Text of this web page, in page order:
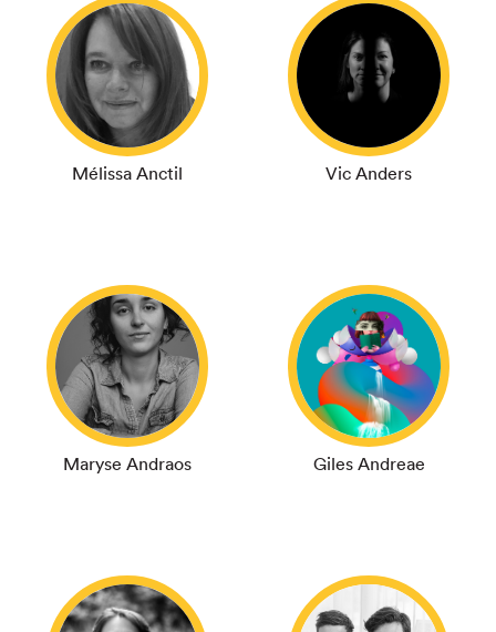
Mélissa Anctil Vic Anders
Maryse Andraos Giles Andreae